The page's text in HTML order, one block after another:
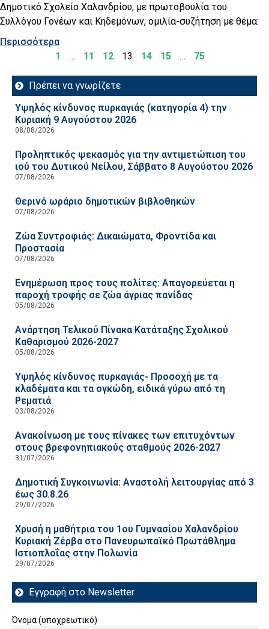
Δημοτικό Σχολείο Χαλανδρίου, με πρωτοβουλία του
Συλλόγου Γονέων και Κηδεμόνων, ομιλία-συζήτηση με θέμα:
Περισσότερα
1
… 11 12 13 14 15 … 75
Πρέπει να γνωρίζετε
Υψηλός κίνδυνος πυρκαγιάς (κατηγορία 4) την
Κυριακή 9 Αυγούστου 2026
08/08/2026
Προληπτικός ψεκασμός για την αντιμετώπιση του
ιού του Δυτικού Νείλου, Σάββατο 8 Αυγούστου 2026
07/08/2026
Θερινό ωράριο δημοτικών βιβλοθηκών
07/08/2026
Ζώα Συντροφιάς: Δικαιώματα, Φροντίδα και
Προστασία
07/08/2026
Ενημέρωση προς τους πολίτες: Απαγορεύεται η
παροχή τροφής σε ζώα άγριας πανίδας
05/08/2026
Ανάρτηση Τελικού Πίνακα Κατάταξης Σχολικού
Καθαρισμού 2026-2027
05/08/2026
Υψηλός κίνδυνος πυρκαγιάς- Προσοχή με τα
κλαδέματα και τα ογκώδη, ειδικά γύρω από τη
Ρεματιά
03/08/2026
Ανακοίνωση με τους πίνακες των επιτυχόντων
στους βρεφονηπιακούς σταθμούς 2026-2027
31/07/2026
Δημοτική Συγκοινωνία: Αναστολή λειτουργίας από 3
έως 30.8.26
29/07/2026
Χρυσή η μαθήτρια του 1ου Γυμνασίου Χαλανδρίου
Κυριακή Ζέρβα στο Πανευρωπαϊκό Πρωτάθλημα
Ιστιοπλοΐας στην Πολωνία
29/07/2026
Εγγραφή στο Newsletter
Όνομα (υποχρεωτικό)